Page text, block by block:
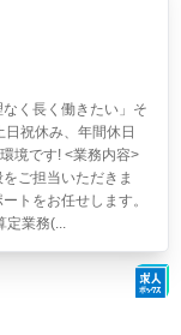
く長く働きたい」そ
祝休み、年間休日
境です! <業務内容>
ご担当いただきま
トをお任せします。
定業務(...